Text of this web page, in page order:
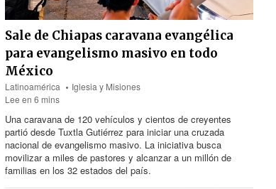
Sale de Chiapas caravana evangélica
para evangelismo masivo en todo
México
Latinoamérica
Iglesia y Misiones
Lee en 6 mins
Una caravana de 120 vehículos y cientos de creyentes
partió desde Tuxtla Gutiérrez para iniciar una cruzada
nacional de evangelismo masivo. La iniciativa busca
movilizar a miles de pastores y alcanzar a un millón de
familias en los 32 estados del país.